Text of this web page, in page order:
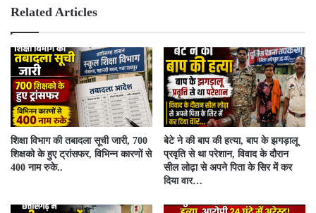
Related Articles
शिक्षा विभाग की तबादला सूची जारी, 700
शिक्षको के हुए ट्रांसफर, विभिन्न कारणों से
400 नाम रुके..
बेटे ने की बाप की हत्या, बाप के झगड़ालू
प्रवृति से था परेशान, विवाद के दौरान
सील लोढ़ा से अपने पिता के सिर में कर
दिया वार…